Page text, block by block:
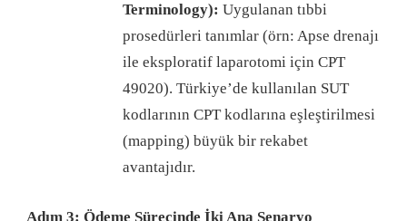
Terminology): Uygulanan tıbbi
prosedürleri tanımlar (örn: Apse drenajı
ile eksploratif laparotomi için CPT
49020). Türkiye’de kullanılan SUT
kodlarının CPT kodlarına eşleştirilmesi
(mapping) büyük bir rekabet
avantajıdır.
Adım 3: Ödeme Sürecinde İki Ana Senaryo